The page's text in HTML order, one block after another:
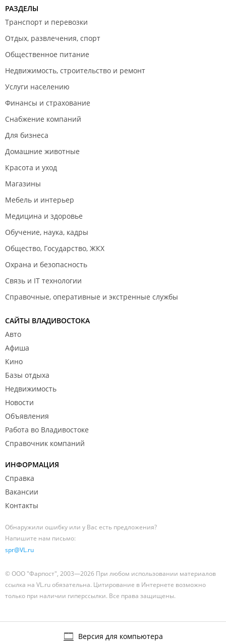
РАЗДЕЛЫ
Транспорт и перевозки
Отдых, развлечения, спорт
Общественное питание
Недвижимость, строительство и ремонт
Услуги населению
Финансы и страхование
Снабжение компаний
Для бизнеса
Домашние животные
Красота и уход
Магазины
Мебель и интерьер
Медицина и здоровье
Обучение, наука, кадры
Общество, Государство, ЖКХ
Охрана и безопасность
Связь и IT технологии
Справочные, оперативные и экстренные службы
САЙТЫ ВЛАДИВОСТОКА
Авто
Афиша
Кино
Базы отдыха
Недвижимость
Новости
Объявления
Работа во Владивостоке
Справочник компаний
ИНФОРМАЦИЯ
Справка
Вакансии
Контакты
Обнаружили ошибку или у Вас есть предложения?
Напишите нам письмо:
spr@VL.ru
© ООО "Фарпост", 2003—2026 При любом использовании материалов
ссылка на VL.ru обязательна. Цитирование в Интернете возможно
только при наличии гиперссылки. Все права защищены.
Версия для компьютера